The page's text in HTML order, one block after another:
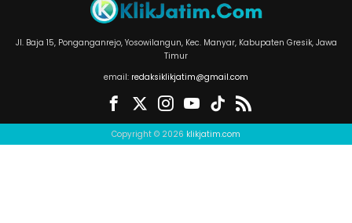
Jl. Baja 15, Ponganganrejo, Yosowilangun, Kec. Manyar, Kabupaten Gresik, Jawa
Timur
email: redaksiklikjatim@gmail.com
Copyright © 2026 klikjatim.com